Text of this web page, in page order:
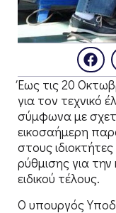
Έως τις 20
για τον τεχνικό
σύμφωνα με
εικοσαήμερη
στους
ρύθμισης για
ειδικού τέλους.
Ο υπουργός